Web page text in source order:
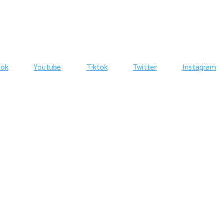
Youtube Tiktok Twitter Instagram